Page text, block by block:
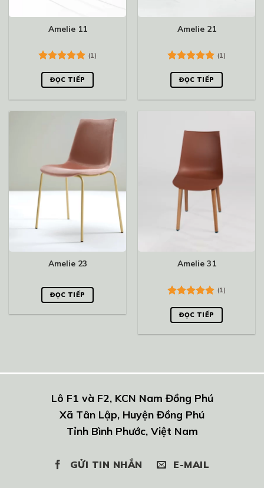
Amelie 11
hạng5.00
5 sao
(1)
ĐỌC TIẾP
Amelie 21
hạng5.00
5 sao
(1)
ĐỌC TIẾP
Amelie 23
ĐỌC TIẾP
Amelie 31
hạng5.00
5 sao
(1)
ĐỌC TIẾP
Lô F1 và F2, KCN Nam Đồng Phú
Xã Tân Lập, Huyện Đồng Phú
Tỉnh Bình Phước, Việt Nam
GỬI TIN NHẮN E-MAIL